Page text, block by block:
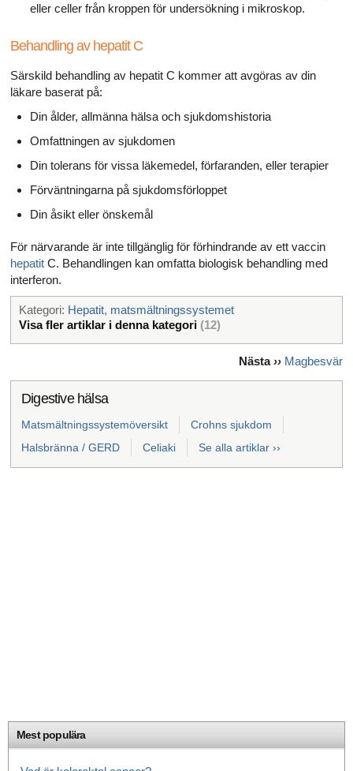
eller celler från kroppen för undersökning i mikroskop.
Behandling av hepatit C
Särskild behandling av hepatit C kommer att avgöras av din
läkare baserat på:
Din ålder, allmänna hälsa och sjukdomshistoria
Omfattningen av sjukdomen
Din tolerans för vissa läkemedel, förfaranden, eller terapier
Förväntningarna på sjukdomsförloppet
Din åsikt eller önskemål
För närvarande är inte tillgänglig för förhindrande av ett vaccin
hepatit C. Behandlingen kan omfatta biologisk behandling med
interferon.
Kategori: Hepatit, matsmältningssystemet
Visa fler artiklar i denna kategori (12)
Nästa›› Magbesvär
Digestive hälsa
Matsmältningssystemöversikt
Crohns sjukdom
Halsbränna / GERD
Celiaki Se alla artiklar ››
Mest populära